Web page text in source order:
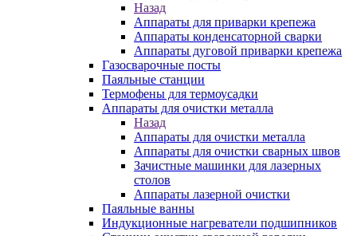
Назад
Аппараты для приварки крепежа
Аппараты конденсаторной сварки
Аппараты дуговой приварки крепежа
Газосварочные посты
Паяльные станции
Термофены для термоусадки
Аппараты для очистки металла
Назад
Аппараты для очистки металла
Аппараты для очистки сварных швов
Зачистные машинки для лазерных
столов
Аппараты лазерной очистки
Паяльные ванны
Индукционные нагреватели подшипников